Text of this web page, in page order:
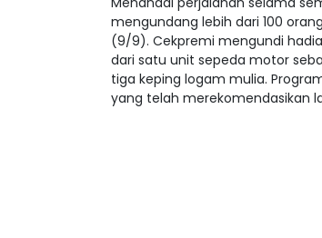
mengundang lebih dari 100
(9/9). Cekpremi mengundi
dari satu unit sepeda motor
tiga keping logam mulia.
yang telah merekomendasikan